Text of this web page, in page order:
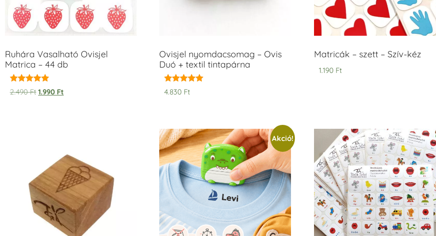
Ruhára Vasalható Ovisjel
Matrica – 44 db
Értékelés:
5.00
2.490Ft 1.990 Ft
Ovisjel nyomdacsomag – Ovis
Duó + textil tintapárna
Értékelés:
5.00
4.830 Ft
Matricák – szett – Szív-kéz
1.190 Ft
Akció!